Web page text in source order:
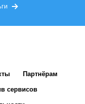
Партнёрам
сервисов